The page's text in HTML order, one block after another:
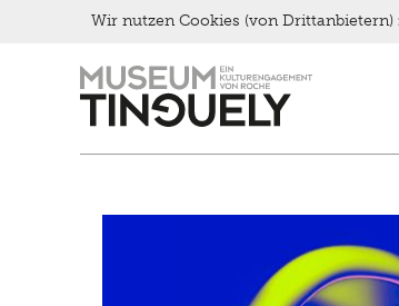
Hauptnavigation
Late Thursday Menu
Wir nutzen Cookies (von